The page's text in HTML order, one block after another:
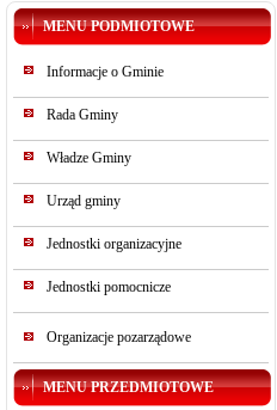
MENU PODMIOTOWE
Informacje o Gminie
Rada Gminy
Władze Gminy
Urząd gminy
Jednostki organizacyjne
Jednostki pomocnicze
Organizacje pozarządowe
MENU PRZEDMIOTOWE